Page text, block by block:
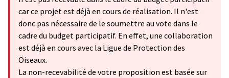
car ce projet est déjà en cours de réalisation. Il n'est
donc pas nécessaire de le soumettre au vote dans le
cadre du budget participatif. En effet, une collaboration
est déjà en cours avec la Ligue de Protection des
Oiseaux.
La non-recevabilité de votre proposition est basée sur